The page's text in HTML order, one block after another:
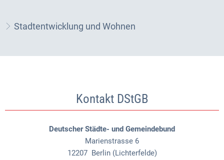
Stadtentwicklung und Wohnen
Kontakt DStGB
Deutscher Städte- und Gemeindebund
Marienstrasse 6
12207 Berlin (Lichterfelde)